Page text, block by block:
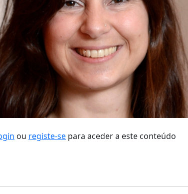
ou registe-se para aceder a este conteúdo